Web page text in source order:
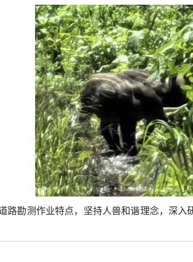
路勘测作业特点，坚持人兽和谐理念，深